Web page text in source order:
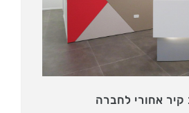
קיר אחורי לחברה